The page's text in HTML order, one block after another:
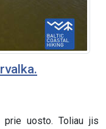
uosto. Toliau jis